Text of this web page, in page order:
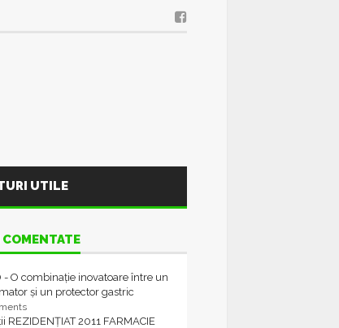
UTILE
COMENTATE
- O combinație inovatoare între un
și un protector gastric
REZIDENȚIAT 2011 FARMACIE